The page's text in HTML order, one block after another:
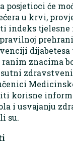
posjetioci će
u krvi,
indeks tjelesne
dijabetesa
znacima
korisne
i usvajanju
su.